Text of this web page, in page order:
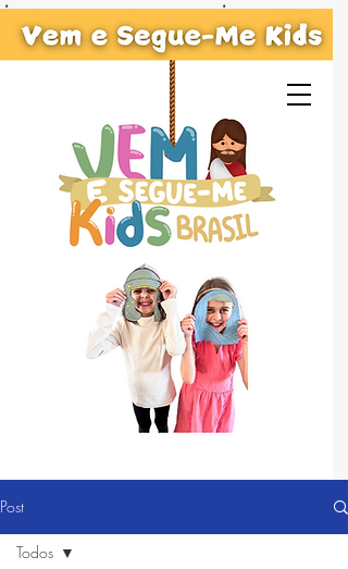
Post
Todos